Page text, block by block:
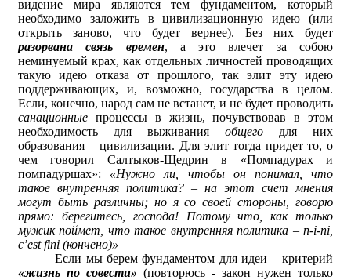
видение мира являются тем фундаментом, который
необходимо заложить в цивилизационную идею (или
открыть заново, что будет вернее). Без них будет
разорвана связь времен, а это влечет за собою
неминуемый крах, как отдельных личностей проводящих
такую идею отказа от прошлого, так элит эту идею
поддерживающих, и, возможно, государства в целом.
Если, конечно, народ сам не встанет, и не будет проводить
санационные процессы в жизнь, почувствовав в этом
необходимость для выживания общего для них
образования – цивилизации. Для элит тогда придет то, о
чем говорил Салтыков-Щедрин в «Помпадурах и
помпадуршах»: «Нужно ли, чтобы он понимал, что
такое внутренняя политика? – на этот счет мнения
могут быть различны; но я со своей стороны, говорю
прямо: берегитесь, господа! Потому что, как только
мужик поймет, что такое внутренняя политика – n-i-ni,
c’estfini (кончено)»
Если мы берем фундаментом для идеи – критерий
«жизнь по совести» (повторюсь - закон нужен только